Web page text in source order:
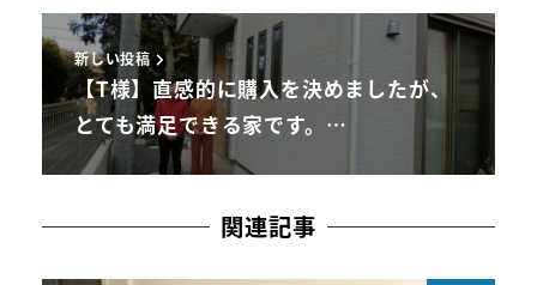
新しい投稿
【T様】直感的に購入を決めましたが、
とても満足できる家です。…
関連記事